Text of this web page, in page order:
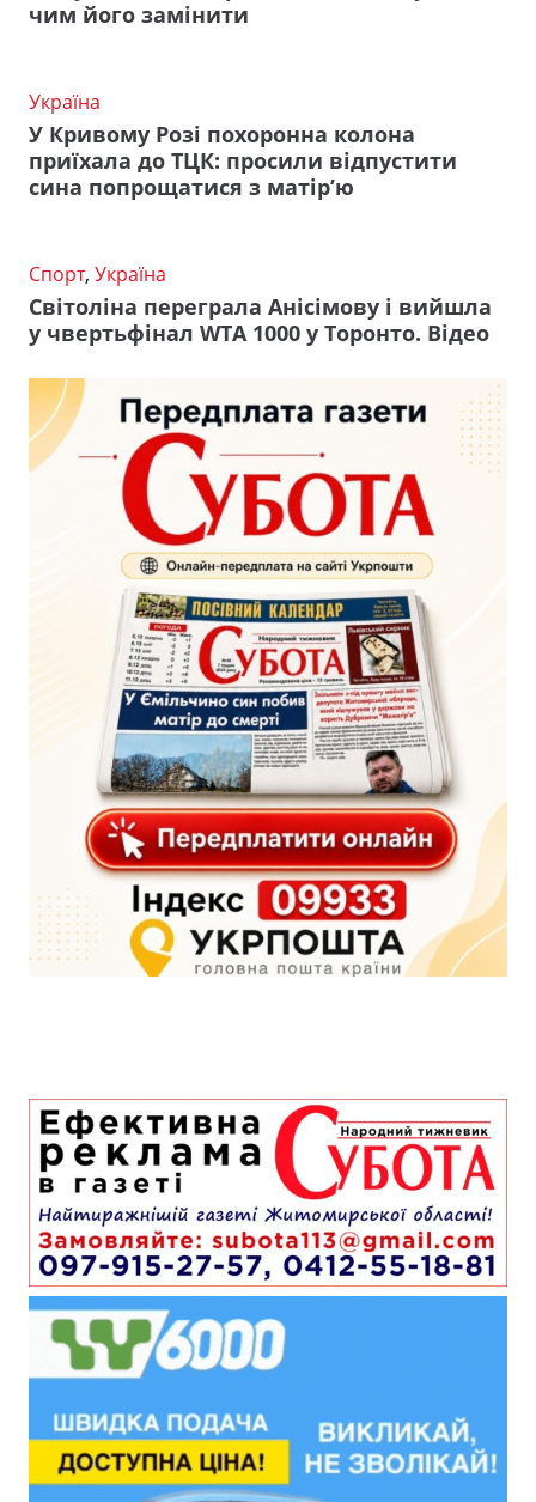
чим його замінити
Україна
У Кривому Розі похоронна колона
приїхала до ТЦК: просили відпустити
сина попрощатися з матір’ю
Спорт, Україна
Світоліна переграла Анісімову і вийшла
у чвертьфінал WTA 1000 у Торонто. Відео